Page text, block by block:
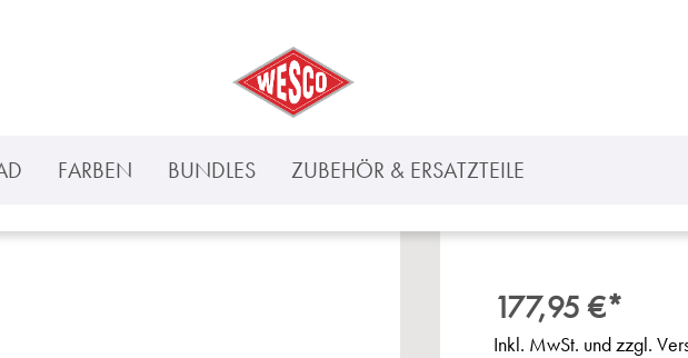
FARBEN BUNDLES ZUBEHÖR & ERSATZTEILE
177,95 €*
Inkl. MwSt. und zzgl.